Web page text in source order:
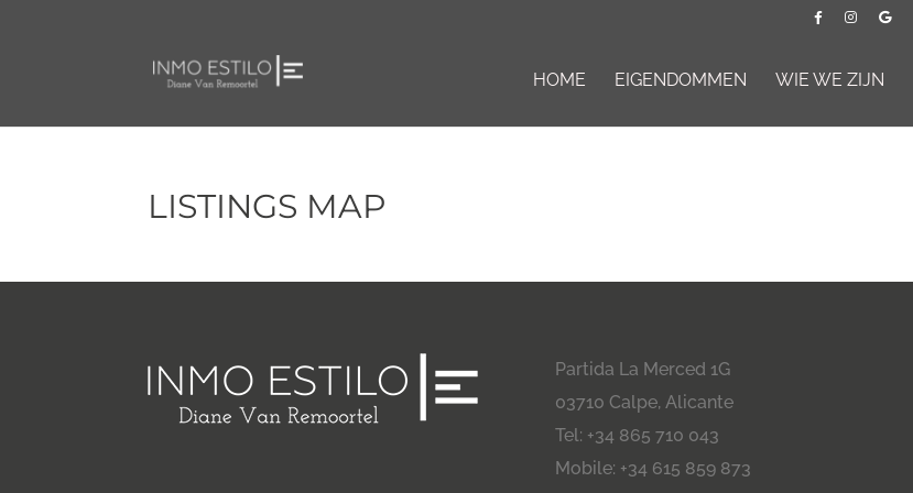
HOME EIGENDOMMEN WIE WE ZIJN
LISTINGS MAP
Partida La Merced 1G
03710 Calpe, Alicante
Tel: +34 865 710 043
Mobile: +34 615 859 873